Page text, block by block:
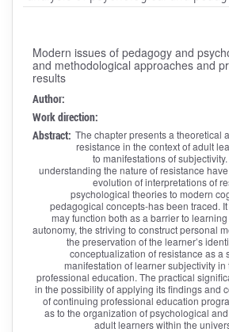
Modern issues of pedagogy and
and methodological approaches and
results
Author:
Work direction:
Abstract: The chapter presents a theoretical
resistance in the context of adult
to manifestations of
understanding the nature of resistance
evolution of interpretations of
psychological theories to modern
pedagogical concepts-has been traced.
may function both as a barrier to
autonomy, the striving to construct personal
the preservation of the learner’s
conceptualization of resistance as a
manifestation of learner subjectivity
professional education. The practical
in the possibility of applying its findings and
of continuing professional education
as to the organization of psychological
adult learners within the